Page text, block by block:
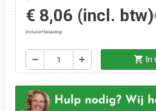
€ 8,06 (incl. btw)
Inclusief belasting
remove add shopping_cart In